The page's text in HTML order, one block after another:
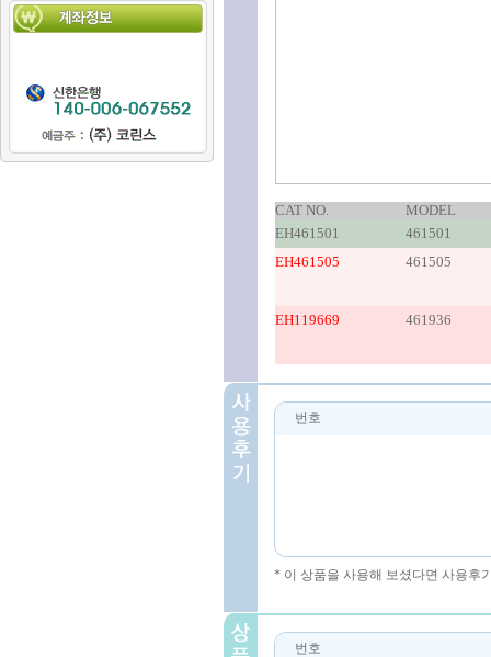
CAT NO.
MODEL
EH461501
461501
EH461505
461505
EH119669 461936
번호
* 이 상품을 사용해 보셨다면 사용후
번호